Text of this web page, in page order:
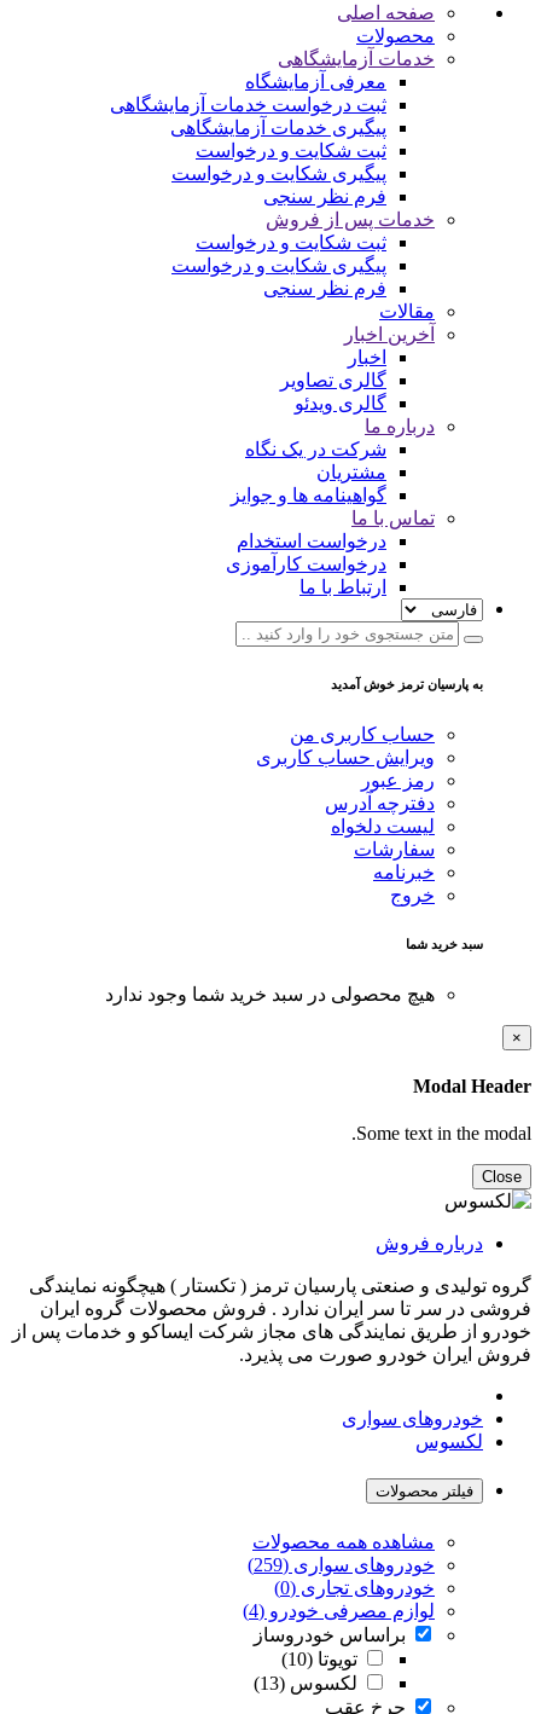
صفحه اصلی
محصولات
خدمات آزمایشگاهی
معرفی آزمایشگاه
ثبت درخواست خدمات آزمایشگاهی
پیگیری خدمات آزمایشگاهی
ثبت شکایت و درخواست
پیگیری شکایت و درخواست
فرم نظر سنجی
خدمات پس از فروش
ثبت شکایت و درخواست
پیگیری شکایت و درخواست
فرم نظر سنجی
مقالات
آخرین اخبار
اخبار
گالری تصاویر
گالری ویدئو
درباره ما
شرکت در یک نگاه
مشتریان
گواهینامه ها و جوایز
تماس با ما
درخواست استخدام
درخواست کارآموزی
ارتباط با ما
به پارسیان ترمز خوش آمدید
حساب کاربری من
ویرایش حساب کاربری
رمز عبور
دفترچه آدرس
لیست دلخواه
سفارشات
خبرنامه
خروج
سبد خرید شما
هیچ محصولی در سبد خرید شما وجود ندارد
×
Modal Header
Some text in the modal.
Close
درباره فروش
گروه تولیدی و صنعتی پارسیان ترمز ( تکستار ) هیچگونه نمایندگی
فروشی در سر تا سر ایران ندارد . فروش محصولات گروه ایران
خودرو از طریق نمایندگی های مجاز شرکت ایساکو و خدمات پس از
فروش ایران خودرو صورت می پذیرد.
خودروهای سواری
لکسوس
فیلتر محصولات
مشاهده همه محصولات
خودروهای سواری (259)
خودروهای تجاری (0)
لوازم مصرفی خودرو (4)
براساس خودروساز
تویوتا (10)
لکسوس (13)
چرخ عقب